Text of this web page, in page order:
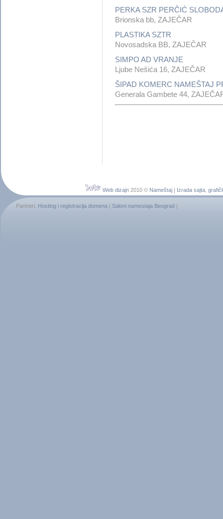
PERKA SZR PERČIĆ
Brionska bb, ZAJEČAR
PLASTIKA SZTR
Novosadska BB, ZAJEČAR
SIMPO AD VRANJE
Ljube Nešića 16, ZAJEČAR
ŠIPAD KOMERC NAMEŠTAJ
Generala Gambete 44,
Web dizajn 2010 © Nameštaj Izrada sajta,
Partneri: Hosting i registracija domena Saloni namestaja Beograd